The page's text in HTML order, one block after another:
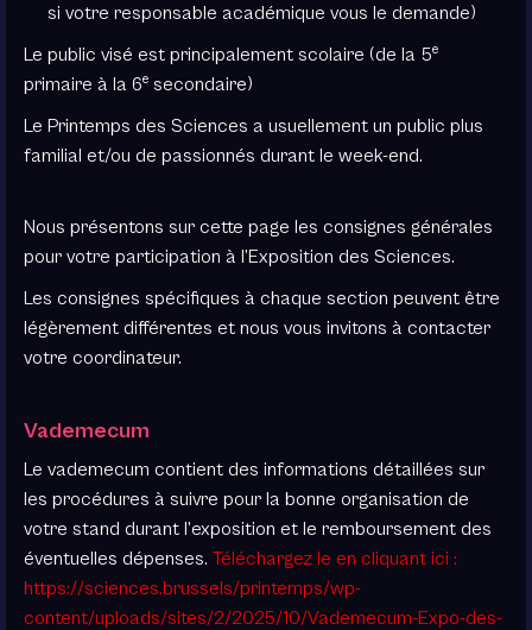
si votre responsable académique vous le demande)
Le public visé est principalement scolaire (de la 5e
primaire à la 6e secondaire)
Le Printemps des Sciences a usuellement un public plus
familial et/ou de passionnés durant le week-end.
Nous présentons sur cette page les consignes générales
pour votre participation à l’Exposition des Sciences.
Les consignes spécifiques à chaque section peuvent être
légèrement différentes et nous vous invitons à contacter
votre coordinateur.
Vademecum
Le vademecum contient des informations détaillées sur
les procédures à suivre pour la bonne organisation de
votre stand durant l’exposition et le remboursement des
éventuelles dépenses. Téléchargez le en cliquant ici :
https://sciences.brussels/printemps/wp-
content/uploads/sites/2/2025/10/Vademecum-Expo-des-